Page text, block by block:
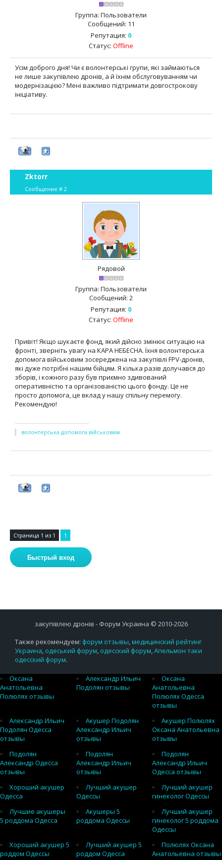
Группа: Пользователи
Сообщений: 11
Репутация: 0
Статус: Offline
Усім доброго дня! Чи є волонтерські групи, які займаються
не лише закупівлею дронів, а й їхнім обслуговуванням чи
модернізацією? Мені важливо підтримати довгострокову
ініціативу.
Zktorr
Сообщение # 2
Рядовой
Группа: Пользователи
Сообщений: 2
Репутация: 0
Статус: Offline
Привіт! Якщо шукаєте фонд, який дійсно змінює ситуацію на
фронті, зверніть увагу на КАРА НЕБЕСНА. Їхня волонтерська
допомога військовим зосереджена на закупівлі FPV-дронів,
які дуже потрібні нашим бійцям. Я кілька разів долучався до
зборів, і кожного разу був приємно здивований
оперативністю та організованістю цього фонду. Це не
просто допомога, це вклад у нашу спільну перемогу.
Рекомендую!
волонтерська допомога військовим
Страница 1 из 1 1
закупівлею дронів - Форум Украина © 2010-2026
Также рекомендуем: форум отзывы,медицинский рейтинг
Украина, одеський форум, одесский форум,Апельмон таки
одесский форум.
Оксана
Анатольевна
Полюлях отзывы
Александр Ильич
Подолян отзывы
Оксана
Анатольевна
Полюлях Одесса
отзывы
Александр Ильич
Подолян Одесса
отзывы
Акушер Подолян
Александр Ильич
отзывы
Акушер Полюлях
Оксана Анатольевна
отзывы
Подолян
Александр Одесса
отзывы
Подолян
Александр Ильич
отзывы
Подолян
Александр Ильич
Одесса отзывы
Хороший акушер
Одесса
Лучший акушер
Одессы
Лучший акушер
гинеколог Одессы
Лучшие акушеры
5 роддома Одесса
Акушеры 5
роддома Одессы
Лучший акушер
гинеколог 5 роддома
Одессы
Хороший акушер 5
роддом Одессы
Лучший акушер 5
роддом Одесса
Полюлях Оксана
Анатольевна отзывы